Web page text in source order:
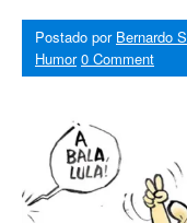
Postado por Bernardo
Humor 0 Comment